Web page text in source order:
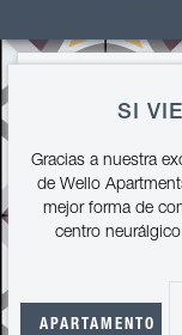
SI
Gracias a nuestra
de Wello
mejor forma de
centro
APARTAMENTO